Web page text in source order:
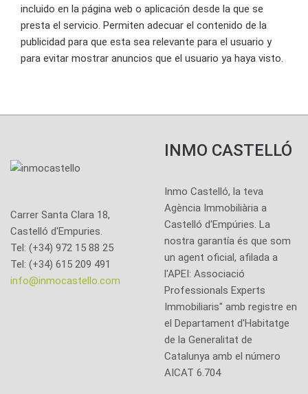
incluido en la página web o aplicación desde la que se
presta el servicio. Permiten adecuar el contenido de la
publicidad para que esta sea relevante para el usuario y
para evitar mostrar anuncios que el usuario ya haya visto.
Carrer Santa Clara 18,
Castelló d'Empuries.
Tel: (+34) 972 15 88 25
Tel: (+34) 615 209 491
info@inmocastello.com
INMO CASTELLÓ
Inmo Castelló, la teva
Agència Immobiliària a
Castelló d'Empúries. La
nostra garantía és que som
un agent oficial, afilada a
l'APEI: Associació
Professionals Experts
Immobiliaris" amb registre en
el Departament d'Habitatge
de la Generalitat de
Catalunya amb el número
AICAT 6.704